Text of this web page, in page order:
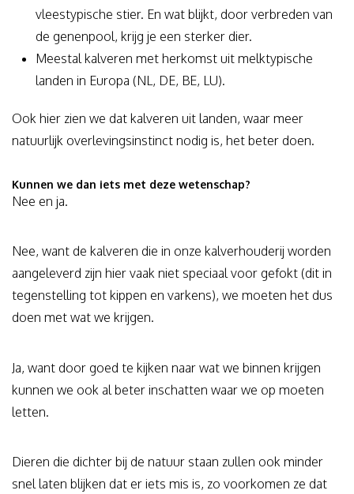
vleestypische stier. En wat blijkt, door verbreden van
de genenpool, krijg je een sterker dier.
Meestal kalveren met herkomst uit melktypische
landen in Europa (NL, DE, BE, LU).
Ook hier zien we dat kalveren uit landen, waar meer
natuurlijk overlevingsinstinct nodig is, het beter doen.
Kunnen we dan iets met deze wetenschap?
Nee en ja.
Nee, want de kalveren die in onze kalverhouderij worden
aangeleverd zijn hier vaak niet speciaal voor gefokt (dit in
tegenstelling tot kippen en varkens), we moeten het dus
doen met wat we krijgen.
Ja, want door goed te kijken naar wat we binnen krijgen
kunnen we ook al beter inschatten waar we op moeten
letten.
Dieren die dichter bij de natuur staan zullen ook minder
snel laten blijken dat er iets mis is, zo voorkomen ze dat